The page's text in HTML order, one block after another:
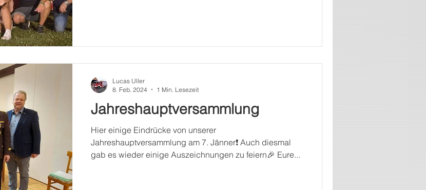
Jahreshauptversammlung
Hier einige Eindrücke von unserer
Jahreshauptversammlung am 7. Jänner❗️ Auch diesmal
gab es wieder einige Auszeichnungen zu feiern🎉 Eure...
Lucas Uller
8. Feb. 2024
1 Min. Lesezeit